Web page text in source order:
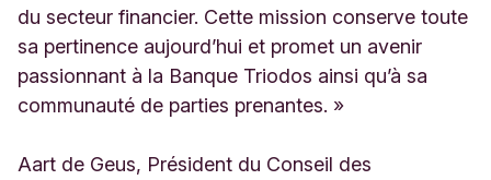
du secteur financier. Cette mission conserve toute
sa pertinence aujourd’hui et promet un avenir
passionnant à la Banque Triodos ainsi qu’à sa
communauté de parties prenantes. »
Aart de Geus, Président du Conseil des